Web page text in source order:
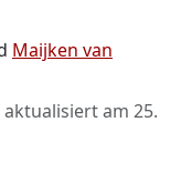
Maijken van
am 25.